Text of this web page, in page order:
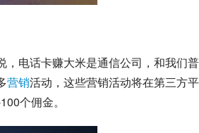
电话卡赚大米是通信公司，和我们
营销活动，这些营销活动将在第三方
个佣金。